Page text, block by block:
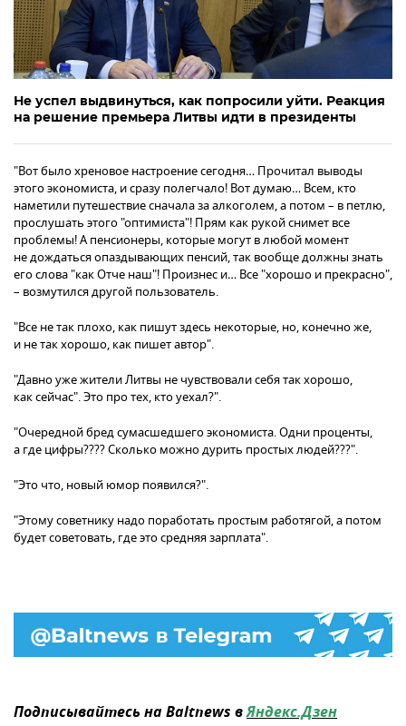
Не успел выдвинуться, как попросили уйти. Реакция
на решение премьера Литвы идти в президенты
"Вот было хреновое настроение сегодня… Прочитал выводы
этого экономиста, и сразу полегчало! Вот думаю… Всем, кто
наметили путешествие сначала за алкоголем, а потом – в петлю,
прослушать этого "оптимиста"! Прям как рукой снимет все
проблемы! А пенсионеры, которые могут в любой момент
не дождаться опаздывающих пенсий, так вообще должны знать
его слова "как Отче наш"! Произнес и… Все "хорошо и прекрасно",
– возмутился другой пользователь.
"Все не так плохо, как пишут здесь некоторые, но, конечно же,
и не так хорошо, как пишет автор".
"Давно уже жители Литвы не чувствовали себя так хорошо,
как сейчас". Это про тех, кто уехал?".
"Очередной бред сумасшедшего экономиста. Одни проценты,
а где цифры???? Сколько можно дурить простых людей???".
"Это что, новый юмор появился?".
"Этому советнику надо поработать простым работягой, а потом
будет советовать, где это средняя зарплата".
Подписывайтесь на Baltnews вЯндекс.Дзен